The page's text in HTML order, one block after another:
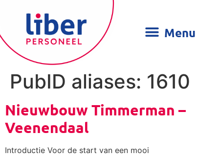
PubID aliases: 1610
Nieuwbouw Timmerman –
Veenendaal
Introductie Voor de start van een mooi